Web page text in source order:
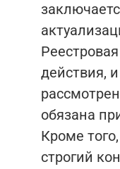
действия,
обязана
Кроме
строгий